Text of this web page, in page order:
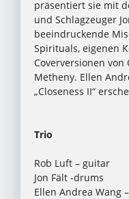
präsentiert sie mit
und Schlagzeuger
beeindruckende
Spirituals, eigenen
Coverversionen
Metheny. Ellen
„Closeness II“
Trio
Rob Luft – guitar
Jon Fält -drums
Ellen Andrea Wang